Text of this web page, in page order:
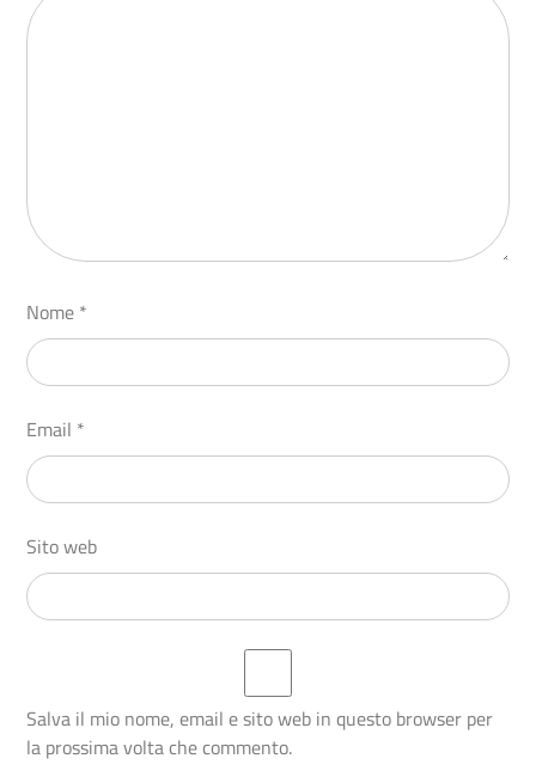
Nome *
Email *
Sito web
Salva il mio nome, email e sito web in questo browser per
la prossima volta che commento.